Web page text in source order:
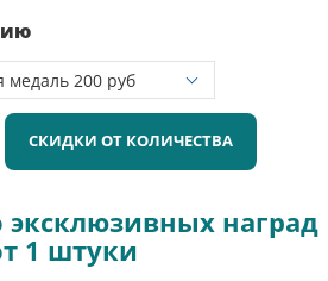
СКИДКИ ОТ КОЛИЧЕСТВА
эксклюзивных наград
1 штуки